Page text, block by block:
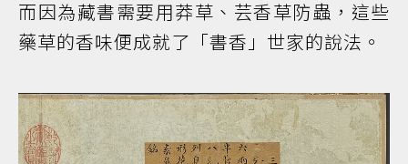
而因為藏書需要用莽草、芸香草防蟲，這些
藥草的香味便成就了「書香」世家的說法。